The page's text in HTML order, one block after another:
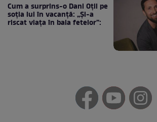
Cum a surprins-o Dani Oțil pe
soția lui în vacanță: „Și-a
riscat viața în baia fetelor”: